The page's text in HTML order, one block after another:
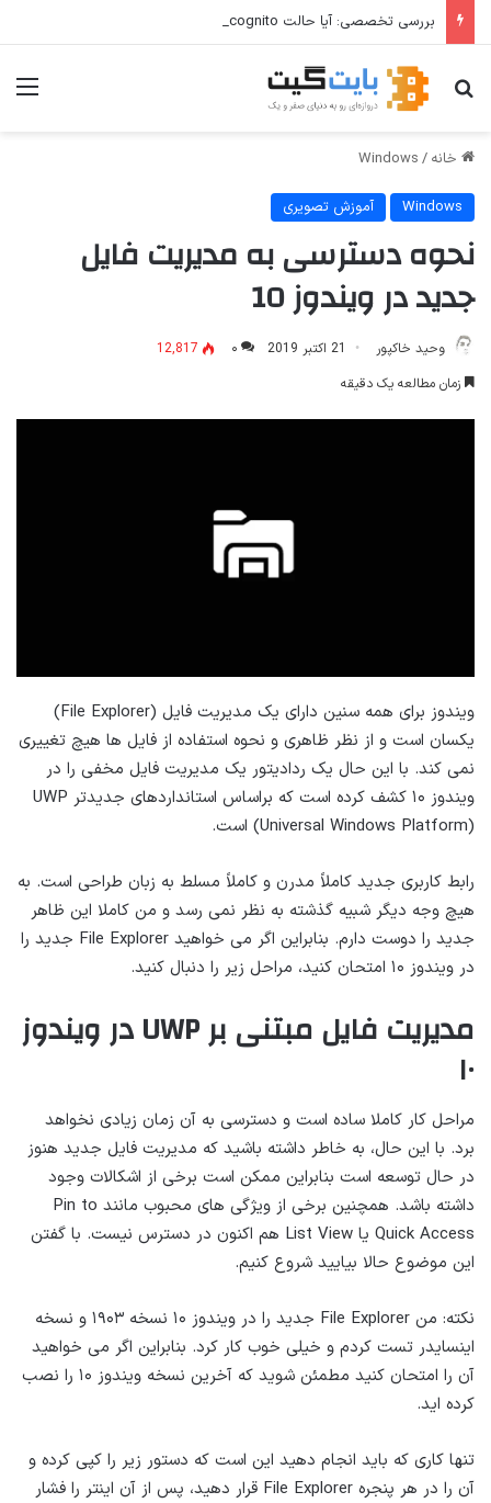
جستجو برای
خانه /
Windows
Windows آموزش تصویری
نحوه دسترسی به مدیریت فایل
جدید در ویندوز 10
وحید خاکپور 21 اکتبر 2019 ۰
12,817
زمان مطالعه یک دقیقه
ویندوز برای همه سنین دارای یک مدیریت فایل (File Explorer)
یکسان است و از نظر ظاهری و نحوه استفاده از فایل ها هیچ تغییری
نمی کند. با این حال یک ردادیتور یک مدیریت فایل مخفی را در
ویندوز ۱۰ کشف کرده است که براساس استانداردهای جدیدتر UWP
(Universal Windows Platform) است.
رابط کاربری جدید کاملاً مدرن و کاملاً مسلط به زبان طراحی است. به
هیچ وجه دیگر شبیه گذشته به نظر نمی رسد و من کاملا این ظاهر
جدید را دوست دارم. بنابراین اگر می خواهید File Explorer جدید را
در ویندوز ۱۰ امتحان کنید، مراحل زیر را دنبال کنید.
مدیریت فایل مبتنی بر UWP در ویندوز
۱۰
مراحل کار کاملا ساده است و دسترسی به آن زمان زیادی نخواهد
برد. با این حال، به خاطر داشته باشید که مدیریت فایل جدید هنوز
در حال توسعه است بنابراین ممکن است برخی از اشکالات وجود
داشته باشد. همچنین برخی از ویژگی های محبوب مانند Pin to
Quick Access یا List View هم اکنون در دسترس نیست. با گفتن
این موضوع حالا بیایید شروع کنیم.
نکته: من File Explorer جدید را در ویندوز ۱۰ نسخه ۱۹۰۳ و نسخه
اینسایدر تست کردم و خیلی خوب کار کرد. بنابراین اگر می خواهید
آن را امتحان کنید مطمئن شوید که آخرین نسخه ویندوز ۱۰ را نصب
کرده اید.
تنها کاری که باید انجام دهید این است که دستور زیر را کپی کرده و
آن را در هر پنجره File Explorer قرار دهید، پس از آن اینتر را فشار